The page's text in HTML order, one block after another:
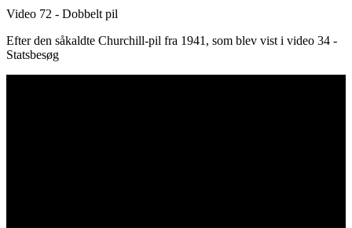
Video 72 - Dobbelt pil
Efter den såkaldte Churchill-pil fra 1941, som blev vist i video 34 -
Statsbesøg